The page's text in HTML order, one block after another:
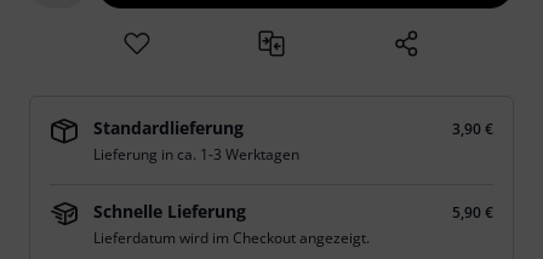
Standardlieferung
3,90 €
Lieferung in ca. 1-3 Werktagen
Schnelle Lieferung
5,90 €
Lieferdatum wird im Checkout angezeigt.